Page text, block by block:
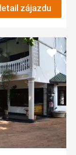
zájazdu
Pridať
do